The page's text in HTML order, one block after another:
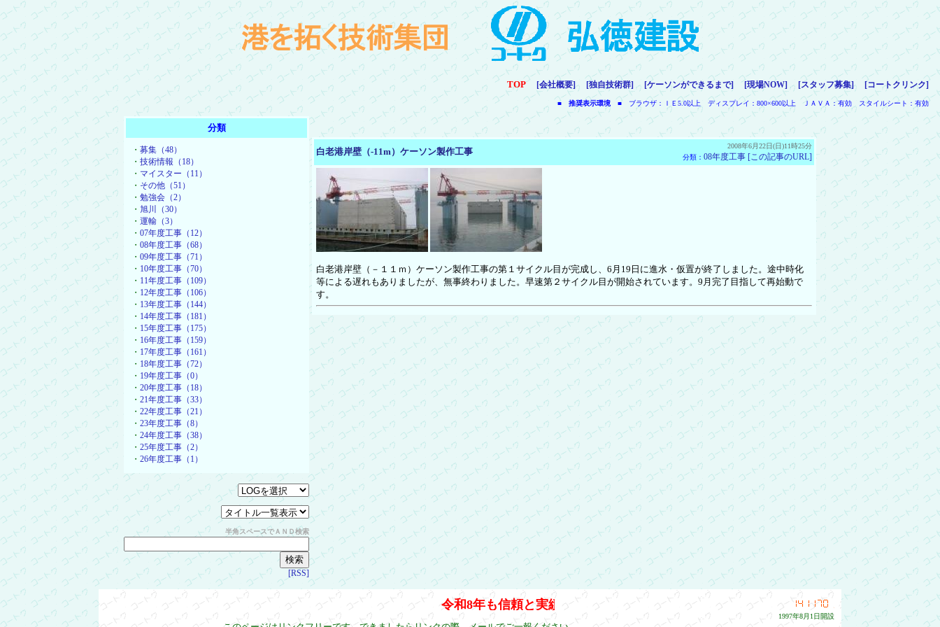
TOP [会社概要] [独自技術群] [ケーソンができるまで] [現場NOW] [スタッフ募集] [コートクリンク]
■ 推奨表示環境 ■ブラウザ：ＩＥ5.0以上 ディスプレイ：800×600以上 ＪＡＶＡ：有効 スタイルシート：有効
分類
・ 募集（48）
・ 技術情報（18）
・ マイスター（11）
・ その他（51）
・ 勉強会（2）
・ 旭川（30）
・ 運輸（3）
・ 07年度工事（12）
・ 08年度工事（68）
・ 09年度工事（71）
・ 10年度工事（70）
・ 11年度工事（109）
・ 12年度工事（106）
・ 13年度工事（144）
・ 14年度工事（181）
・ 15年度工事（175）
・ 16年度工事（159）
・ 17年度工事（161）
・ 18年度工事（72）
・ 19年度工事（0）
・ 20年度工事（18）
・ 21年度工事（33）
・ 22年度工事（21）
・ 23年度工事（8）
・ 24年度工事（38）
・ 25年度工事（2）
・ 26年度工事（1）
半角スペースでＡＮＤ検索
[RSS]
白老港岸壁（-11m）ケーソン製作工事
2008年6月22日(日)11時25分
分類： 08年度工事 [この記事のURL]
白老港岸壁（－１１ｍ）ケーソン製作工事の第１サイクル目が完成し、6月19日に進水・仮置が終了しました。途中時化
等による遅れもありましたが、無事終わりました。早速第２サイクル目が開始されています。9月完了目指して再始動で
す。
令和8年も信頼と実績で従業員一同力を合わせて頑張ります。どうぞよろしくお願い致
1997年8月1日開設